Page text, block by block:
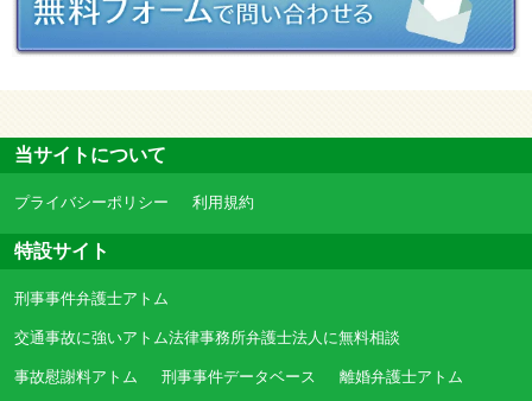
当サイトについて
プライバシーポリシー 利用規約
特設サイト
刑事事件弁護士アトム
交通事故に強いアトム法律事務所弁護士法人に無料相談
事故慰謝料アトム 刑事事件データベース 離婚弁護士アトム